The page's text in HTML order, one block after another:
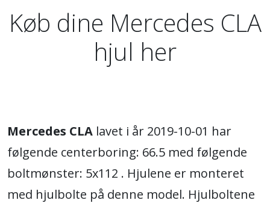
Køb dine Mercedes CLA
hjul her
Mercedes CLA lavet i år 2019-10-01 har
følgende centerboring: 66.5 med følgende
boltmønster: 5x112 . Hjulene er monteret
med hjulbolte på denne model. Hjulboltene